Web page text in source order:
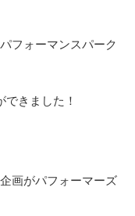
フォーマンスパーク
きました！
画がパフォーマーズ